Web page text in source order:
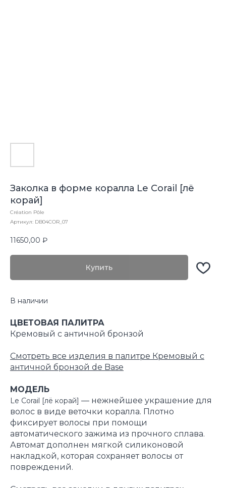
Заколка в форме коралла Le Corail [лё
корай]
Création Pôle
Артикул: DB04COR_07
11650,00 ₽
Купить
В наличии
ЦВЕТОВАЯ ПАЛИТРА
Кремовый с античной бронзой
Смотреть все изделия в палитре Кремовый с
античной бронзой de Base
МОДЕЛЬ
Le Corail [лё корай] — нежнейшее украшение для
волос в виде веточки коралла. Плотно
фиксирует волосы при помощи
автоматического зажима из прочного сплава.
Автомат дополнен мягкой силиконовой
накладкой, которая сохраняет волосы от
повреждений.